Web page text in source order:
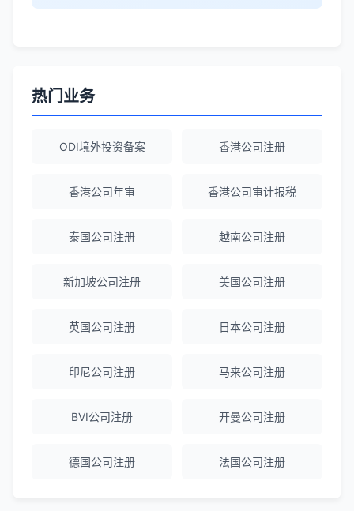
陈经理 ★★★★★
Emma Zhang ★★★★★
越南公司注册全程指导，文件准备非常专
泰国公司注册和银行开户服务高效，推
热门业务
ODI境外投资备案 香港公司注册
香港公司年审 香港公司审计报税
泰国公司注册 越南公司注册
新加坡公司注册 美国公司注册
英国公司注册 日本公司注册
印尼公司注册 马来公司注册
BVI公司注册 开曼公司注册
德国公司注册 法国公司注册